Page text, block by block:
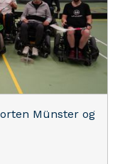
Münster og